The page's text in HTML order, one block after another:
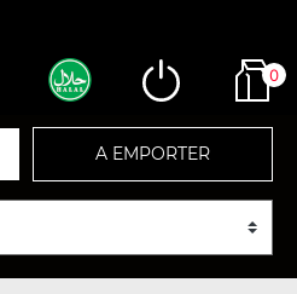
0
A EMPORTER